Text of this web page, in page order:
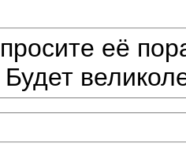
её
Будет